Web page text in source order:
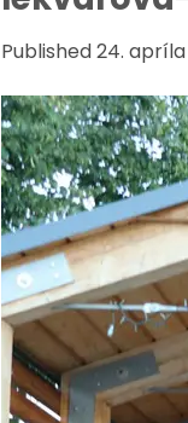
Published24. apríla